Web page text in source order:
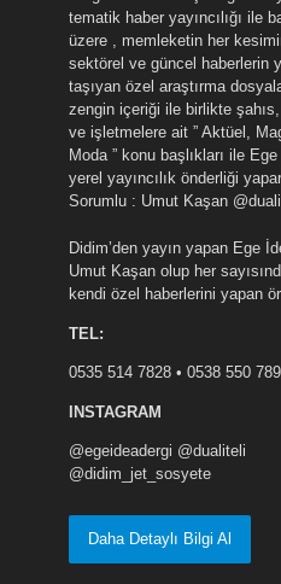
tematik haber yayıncılığı ile
üzere , memleketin her
sektörel ve güncel haberlerin
taşıyan özel araştırma
zengin içeriği ile birlikte
ve işletmelere ait ” Aktüel,
Moda ” konu başlıkları ile
yerel yayıncılık önderliği
Sorumlu : Umut Kaşan
Didim’den yayın yapan Ege
Umut Kaşan olup her
kendi özel haberlerini yapan
TEL:
0535 514 7828 • 0538 550
INSTAGRAM
@egeideadergi @dualiteli
@didim_jet_sosyete
Daha Detaylı Bilgi Al